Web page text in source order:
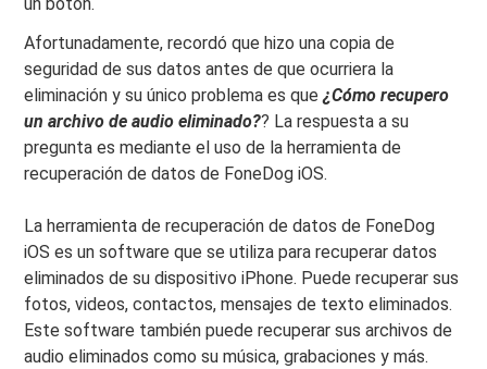
Afortunadamente, recordó que hizo una copia de
seguridad de sus datos antes de que ocurriera la
eliminación y su único problema es que¿Cómo recupero
un archivo de audio eliminado?? La respuesta a su
pregunta es mediante el uso de la herramienta de
recuperación de datos de FoneDog iOS.
La herramienta de recuperación de datos de FoneDog
iOS es un software que se utiliza para recuperar datos
eliminados de su dispositivo iPhone. Puede recuperar sus
fotos, videos, contactos, mensajes de texto eliminados.
Este software también puede recuperar sus archivos de
audio eliminados como su música, grabaciones y más.